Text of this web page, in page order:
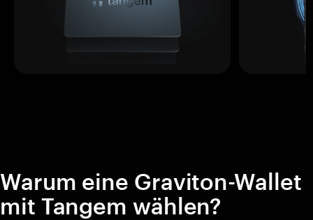
Warum eine Graviton-Wallet
mit Tangem wählen?